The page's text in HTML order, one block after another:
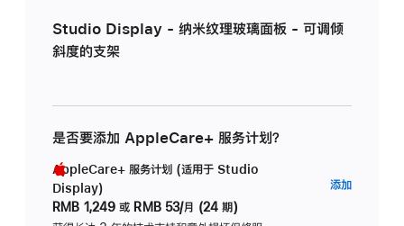
Studio Display - 纳米纹理玻璃面板 - 可调倾
斜度的支架
是否要添加 AppleCare+ 服务计划？
AppleCare+ 服务计划 (适用于 Studio
Display)
RMB 1,249 或 RMB 53/月 (24 期)
添加